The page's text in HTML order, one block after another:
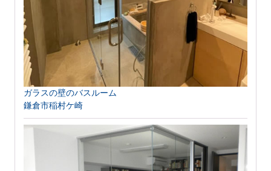
ガラスの壁のバスルーム
鎌倉市稲村ケ崎